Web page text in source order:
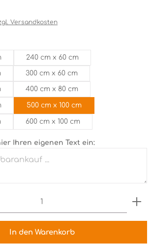
Versandkosten
240 cm x 60 cm
300 cm x 60 cm
400 cm x 80 cm
500 cm x 100 cm
600 cm x 100 cm
Ihren eigenen Text ein:
Gib den gewünschten Wert
In den Warenkorb